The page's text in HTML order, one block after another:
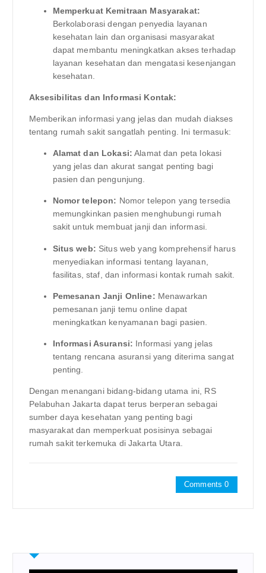
Memperkuat Kemitraan Masyarakat:
Berkolaborasi dengan penyedia layanan
kesehatan lain dan organisasi masyarakat
dapat membantu meningkatkan akses terhadap
layanan kesehatan dan mengatasi kesenjangan
kesehatan.
Aksesibilitas dan Informasi Kontak:
Memberikan informasi yang jelas dan mudah diakses
tentang rumah sakit sangatlah penting. Ini termasuk:
Alamat dan Lokasi: Alamat dan peta lokasi
yang jelas dan akurat sangat penting bagi
pasien dan pengunjung.
Nomor telepon: Nomor telepon yang tersedia
memungkinkan pasien menghubungi rumah
sakit untuk membuat janji dan informasi.
Situs web: Situs web yang komprehensif harus
menyediakan informasi tentang layanan,
fasilitas, staf, dan informasi kontak rumah sakit.
Pemesanan Janji Online: Menawarkan
pemesanan janji temu online dapat
meningkatkan kenyamanan bagi pasien.
Informasi Asuransi: Informasi yang jelas
tentang rencana asuransi yang diterima sangat
penting.
Dengan menangani bidang-bidang utama ini, RS
Pelabuhan Jakarta dapat terus berperan sebagai
sumber daya kesehatan yang penting bagi
masyarakat dan memperkuat posisinya sebagai
rumah sakit terkemuka di Jakarta Utara.
Comments 0